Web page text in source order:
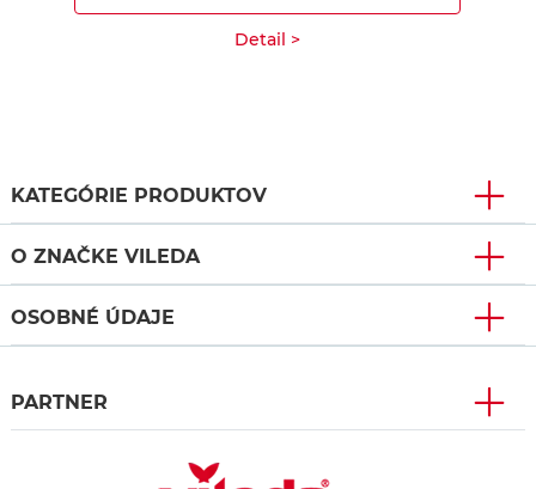
Detail >
KATEGÓRIE PRODUKTOV
O ZNAČKE VILEDA
OSOBNÉ ÚDAJE
PARTNER